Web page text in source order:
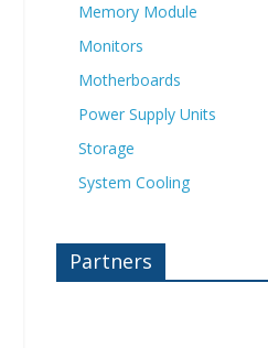
Memory Module
Monitors
Motherboards
Power Supply Units
Storage
System Cooling
Partners